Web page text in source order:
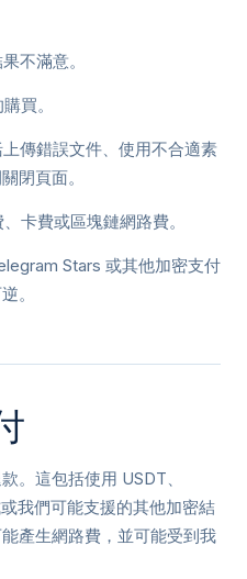
不滿意。
買。
傳錯誤文件、使用不合適素
閉頁面。
卡費或區塊鏈網路費。
Stars 或其他加密支付
。
。這包括使用 USDT、
我們可能支援的其他加密結
產生網路費，並可能受到我